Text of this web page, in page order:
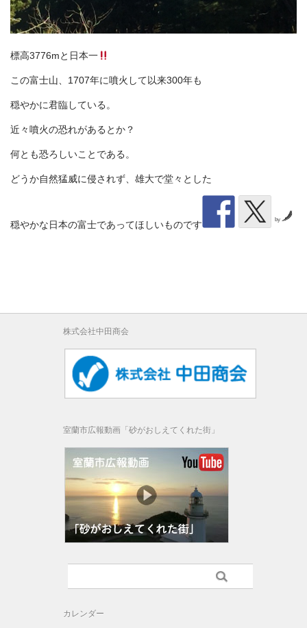
標高3776mと日本一
この富士山、1707年に噴火して以来300年も
穏やかに君臨している。
近々噴火の恐れがあるとか？
何とも恐ろしいことである。
どうか自然猛威に侵されず、雄大で堂々とした
穏やかな日本の富士であってほしいものです by
株式会社中田商会
室蘭市広報動画「砂がおしえてくれた街」
カレンダー